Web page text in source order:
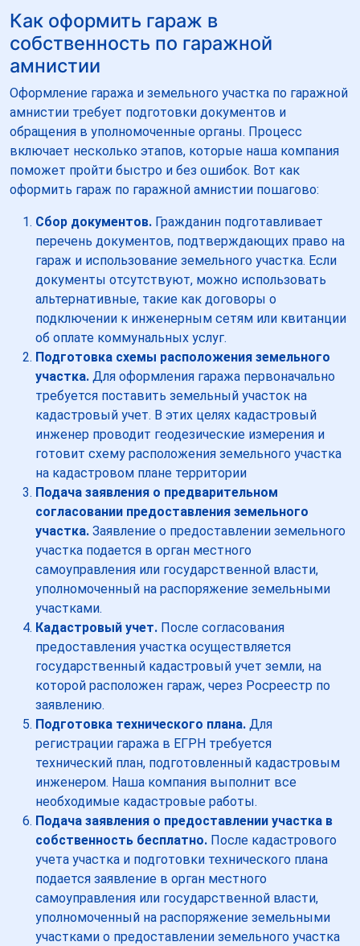
Как оформить гараж в
собственность по гаражной
амнистии
Оформление гаража и земельного участка по гаражной
амнистии требует подготовки документов и
обращения в уполномоченные органы. Процесс
включает несколько этапов, которые наша компания
поможет пройти быстро и без ошибок. Вот как
оформить гараж по гаражной амнистии пошагово:
Сбор документов. Гражданин подготавливает
перечень документов, подтверждающих право на
гараж и использование земельного участка. Если
документы отсутствуют, можно использовать
альтернативные, такие как договоры о
подключении к инженерным сетям или квитанции
об оплате коммунальных услуг.
Подготовка схемы расположения земельного
участка. Для оформления гаража первоначально
требуется поставить земельный участок на
кадастровый учет. В этих целях кадастровый
инженер проводит геодезические измерения и
готовит схему расположения земельного участка
на кадастровом плане территории
Подача заявления о предварительном
согласовании предоставления земельного
участка. Заявление о предоставлении земельного
участка подается в орган местного
самоуправления или государственной власти,
уполномоченный на распоряжение земельными
участками.
Кадастровый учет. После согласования
предоставления участка осуществляется
государственный кадастровый учет земли, на
которой расположен гараж, через Росреестр по
заявлению.
Подготовка технического плана. Для
регистрации гаража в ЕГРН требуется
технический план, подготовленный кадастровым
инженером. Наша компания выполнит все
необходимые кадастровые работы.
Подача заявления о предоставлении участка в
собственность бесплатно. После кадастрового
учета участка и подготовки технического плана
подается заявление в орган местного
самоуправления или государственной власти,
уполномоченный на распоряжение земельными
участками о предоставлении земельного участка